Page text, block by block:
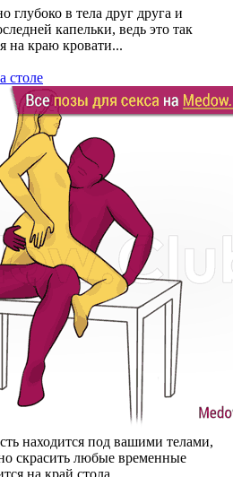
глубоко в тела друг друга и
капельки, ведь это так
на краю кровати...
столе
находится под вашими телами,
скрасить любые временные
на край стола...